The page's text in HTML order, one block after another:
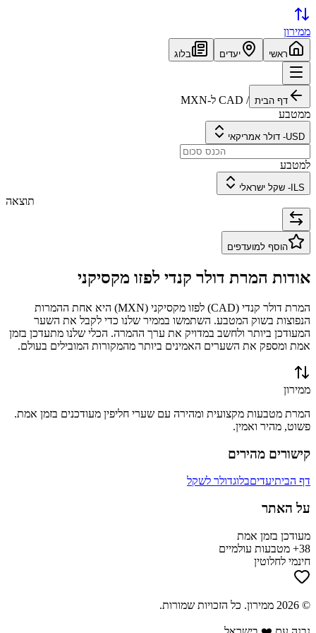
ממירון
ראשי יעדים בלוג
דף הבית /
CAD ל-MXN
ממטבע
USD
- דולר אמריקאי
למטבע
ILS
- שקל ישראלי
תוצאה
הוסף למועדפים
אודות המרת דולר קנדי לפזו מקסיקני
המרת דולר קנדי (
CAD) לפזו מקסיקני (
MXN) היא אחת ההמרות
הנפוצות בשוק המטבע. השתמשו בממיר שלנו כדי לקבל את השער
המעודכן ביותר ולחשב במדויק את ערך ההמרה. הכלי שלנו מתעדכן בזמן
אמת ומספק את השערים האמינים ביותר מהמקורות המובילים בעולם.
ממירון
המרת מטבעות מקצועית ומהירה עם שערי חליפין מעודכנים בזמן אמת.
פשוט, מהיר ואמין.
קישורים מהירים
דף הביתיעדיםבלוגדולר לשקל
על האתר
מעודכן בזמן אמת
38+ מטבעות עולמיים
חינמי לחלוטין
©
2026 ממירון. כל הזכויות שמורות.